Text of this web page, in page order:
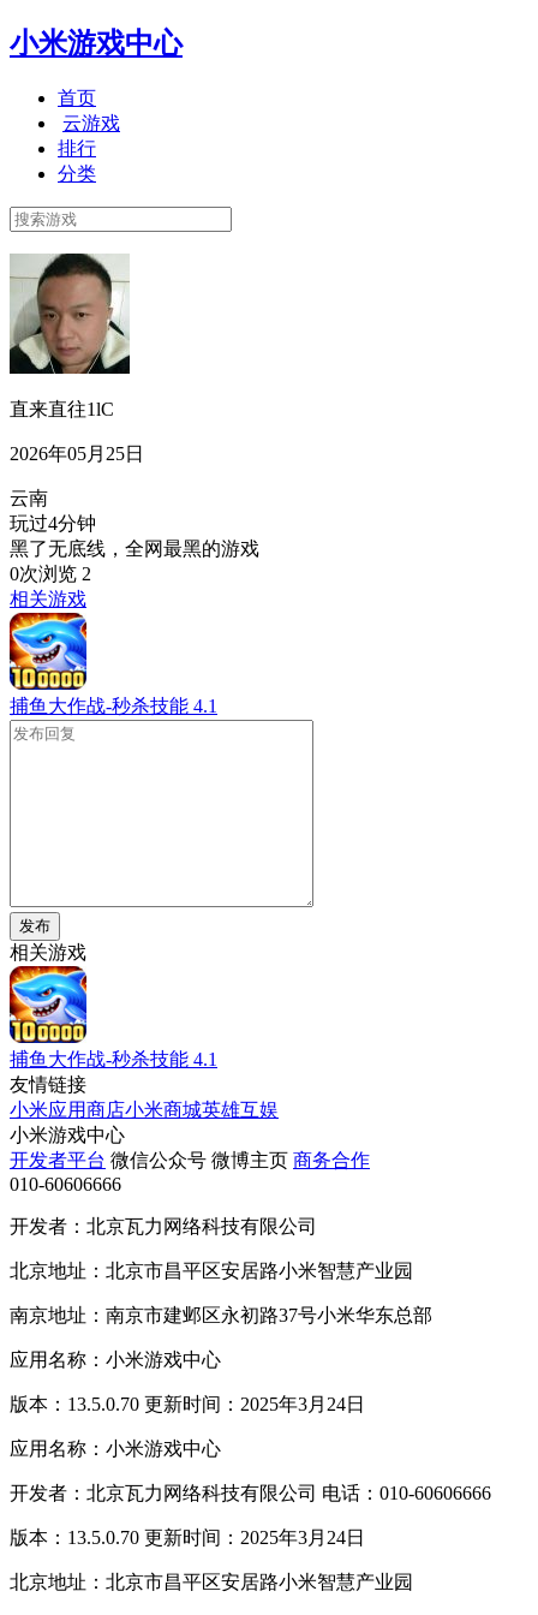
小米游戏中心
首页
云游戏
排行
分类
直来直往1lC
2026年05月25日
云南
玩过4分钟
黑了无底线，全网最黑的游戏
0次浏览 2
相关游戏
捕鱼大作战-秒杀技能 4.1
发布
相关游戏
捕鱼大作战-秒杀技能 4.1
友情链接
小米应用商店小米商城英雄互娱
小米游戏中心
开发者平台 微信公众号 微博主页 商务合作
010-60606666
开发者：北京瓦力网络科技有限公司
北京地址：北京市昌平区安居路小米智慧产业园
南京地址：南京市建邺区永初路37号小米华东总部
应用名称：小米游戏中心
版本：13.5.0.70 更新时间：2025年3月24日
应用名称：小米游戏中心
开发者：北京瓦力网络科技有限公司 电话：010-60606666
版本：13.5.0.70 更新时间：2025年3月24日
北京地址：北京市昌平区安居路小米智慧产业园